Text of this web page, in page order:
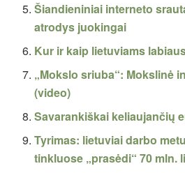
Šiandieniniai interneto
atrodys juokingai
Kur ir kaip lietuviams
„Mokslo sriuba“: Mokslinė
(video)
Savarankiškai keliaujančių
Tyrimas: lietuviai darbo
tinkluose „prasėdi“ 70 mln.